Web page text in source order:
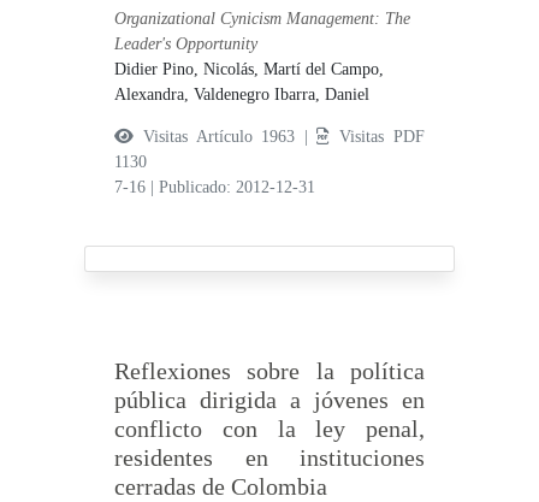
Organizational Cynicism Management: The
Leader's Opportunity
Didier Pino, Nicolás,Martí del Campo,
Alexandra,Valdenegro Ibarra, Daniel
Visitas Artículo 1963 |
Visitas PDF
1130
7-16
|Publicado: 2012-12-31
Reflexiones sobre la política
pública dirigida a jóvenes en
conflicto con la ley penal,
residentes en instituciones
cerradas de Colombia